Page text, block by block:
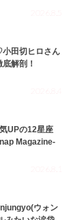
田切ヒロさん
解剖！
UPの12星座
Magazine-
ウォン